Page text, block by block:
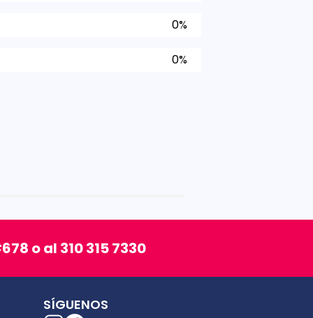
0%
0%
o al 310 315 7330
SÍGUENOS